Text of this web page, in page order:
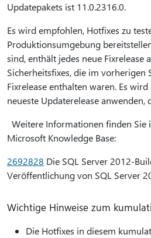
Updatepakets ist 11.0.2316.0.
Es wird empfohlen, Hotfixes zu
Produktionsumgebung
sind, enthält jedes neue Fixrelease
Sicherheitsfixes, die im vorherigen
Fixrelease enthalten waren. Es
neueste Updaterelease anwenden,
Weitere Informationen finden
Microsoft Knowledge Base:
2692828 Die SQL Server 2012-
Veröffentlichung von SQL Server
Wichtige Hinweise zum
Die Hotfixes in diesem